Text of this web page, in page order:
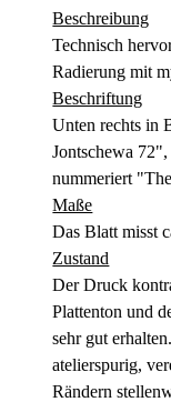
Beschreibung
Technisch
Radierung mit
Beschriftung
Unten rechts in
Jontschewa
nummeriert
Maße
Das Blatt misst
Zustand
Der Druck
Plattenton und
sehr gut
atelierspurig,
Rändern